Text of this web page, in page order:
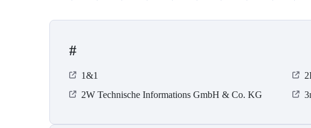
#
1&1
2W Technische Informations GmbH & Co. KG